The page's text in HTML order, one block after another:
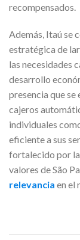
recompensados.
Además, Itaú se
estratégica de
las necesidades
desarrollo
presencia que se
cajeros
individuales
eficiente a sus
fortalecido por la
valores de São
relevancia en el